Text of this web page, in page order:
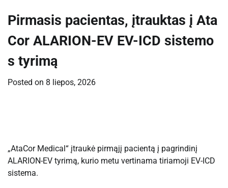
Pirmasis pacientas, įtrauktas į Ata
Cor ALARION-EV EV-ICD sistemo
s tyrimą
Posted on 8 liepos, 2026
„AtaCor Medical“ įtraukė pirmąjį pacientą į pagrindinį
ALARION-EV tyrimą, kurio metu vertinama tiriamoji EV-ICD
sistema.